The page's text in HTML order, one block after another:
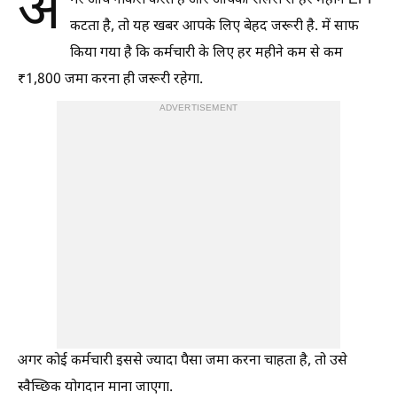
कटता है, तो यह खबर आपके लिए बेहद जरूरी है. में साफ
किया गया है कि कर्मचारी के लिए हर महीने कम से कम
₹1,800 जमा करना ही जरूरी रहेगा.
ADVERTISEMENT
अगर कोई कर्मचारी इससे ज्यादा पैसा जमा करना चाहता है, तो उसे
स्वैच्छिक योगदान माना जाएगा.